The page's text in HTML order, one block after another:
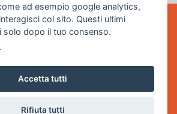
3
Brescia
ad esempio google analytics,
col sito. Questi ultimi
solo dopo il tuo consenso.
Accetta tutti
Rifiuta tutti